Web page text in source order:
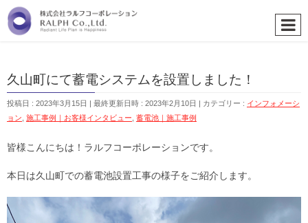
久山町にて蓄電システムを設置しました！
投稿日 : 2023年3月15日 最終更新日時 : 2023年2月10日 カテゴリー : インフォメーシ
ョン 施工事例｜お客様インタビュー 蓄電池｜施工事例
皆様こんにちは！ラルフコーポレーションです。
本日は久山町での蓄電池設置工事の様子をご紹介します。